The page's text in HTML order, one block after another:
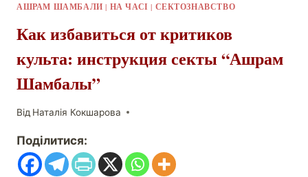
АШРАМ ШАМБАЛИ | НА ЧАСІ | СЕКТОЗНАВСТВО
Как избавиться от критиков
культа: инструкция секты “Ашрам
Шамбалы”
Від Наталія Кокшарова
Поділитися: